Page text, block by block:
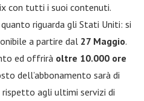
con tutti i suoi contenuti.
riguarda gli Stati Uniti: si
a partire dal 27 Maggio.
ed offrirà oltre 10.000 ore
dell’abbonamento sarà di
rispetto agli ultimi servizi di